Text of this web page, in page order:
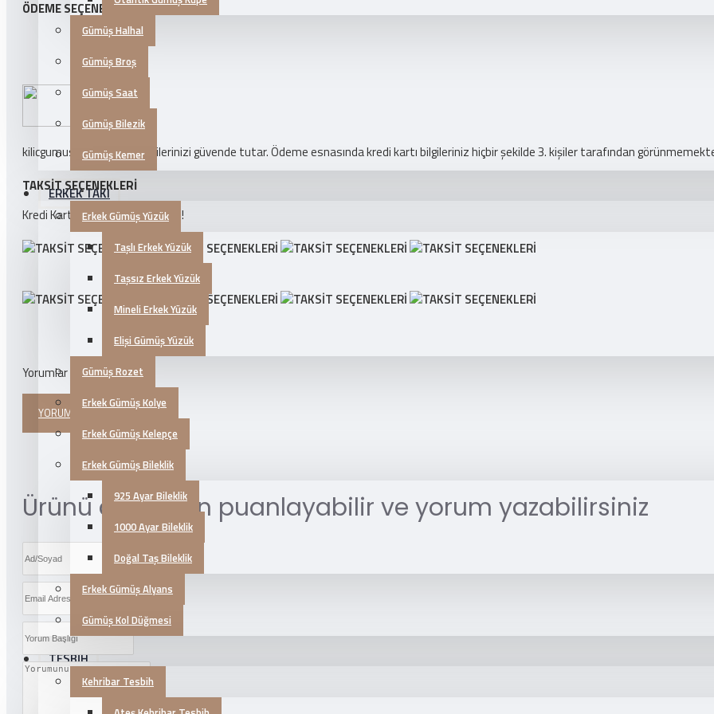
Gümüş Halhal
Gümüş Broş
Gümüş Saat
Gümüş Bilezik
Gümüş Kemer
ERKEK TAKI
Erkek Gümüş Yüzük
Taşlı Erkek Yüzük
Taşsız Erkek Yüzük
Mineli Erkek Yüzük
Elişi Gümüş Yüzük
Gümüş Rozet
Erkek Gümüş Kolye
Erkek Gümüş Kelepçe
Erkek Gümüş Bileklik
925 Ayar Bileklik
1000 Ayar Bileklik
Doğal Taş Bileklik
Erkek Gümüş Alyans
Gümüş Kol Düğmesi
TESBİH
Kehribar Tesbih
ÖDEME SEÇENEKLERI
kilicgumus.com ödeme bilgilerinizi güvende tutar. Ödeme esnasında kredi kartı bilgileriniz hiçbir şekilde 3. kişiler tarafından
TAKSIT SEÇENEKLERI
Kredi Kartlarına 3 Taksit İmkanı!
Yorumlar
YORUM YAPINIZ
Ürünü aşağıdan puanlayabilir ve yorum yazabilirsiniz